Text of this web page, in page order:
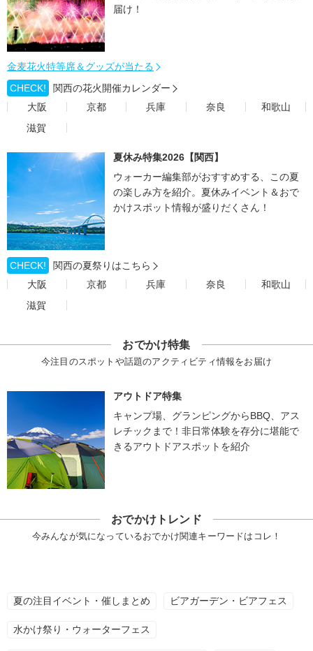
届け！
金麦花火特等席＆グッズが当たる
CHECK!
関西の花火開催カレンダー
大阪
京都 兵庫 奈良
和歌山
滋賀
夏休み特集2026【関西】
ウォーカー編集部がおすすめする、この夏
の楽しみ方を紹介。夏休みイベント＆おで
かけスポット情報が盛りだくさん！
CHECK!
関西の夏祭りはこちら
大阪
京都 兵庫 奈良
和歌山
滋賀
おでかけ特集
今注目のスポットや話題のアクティビティ情報をお届け
アウトドア特集
キャンプ場、グランピングからBBQ、アス
レチックまで！非日常体験を存分に堪能で
きるアウトドアスポットを紹介
おでかけトレンド
今みんなが気になっているおでかけ関連キーワードはコレ！
夏の注目イベント・催しまとめ ビアガーデン・ビアフェス
水かけ祭り・ウォーターフェス